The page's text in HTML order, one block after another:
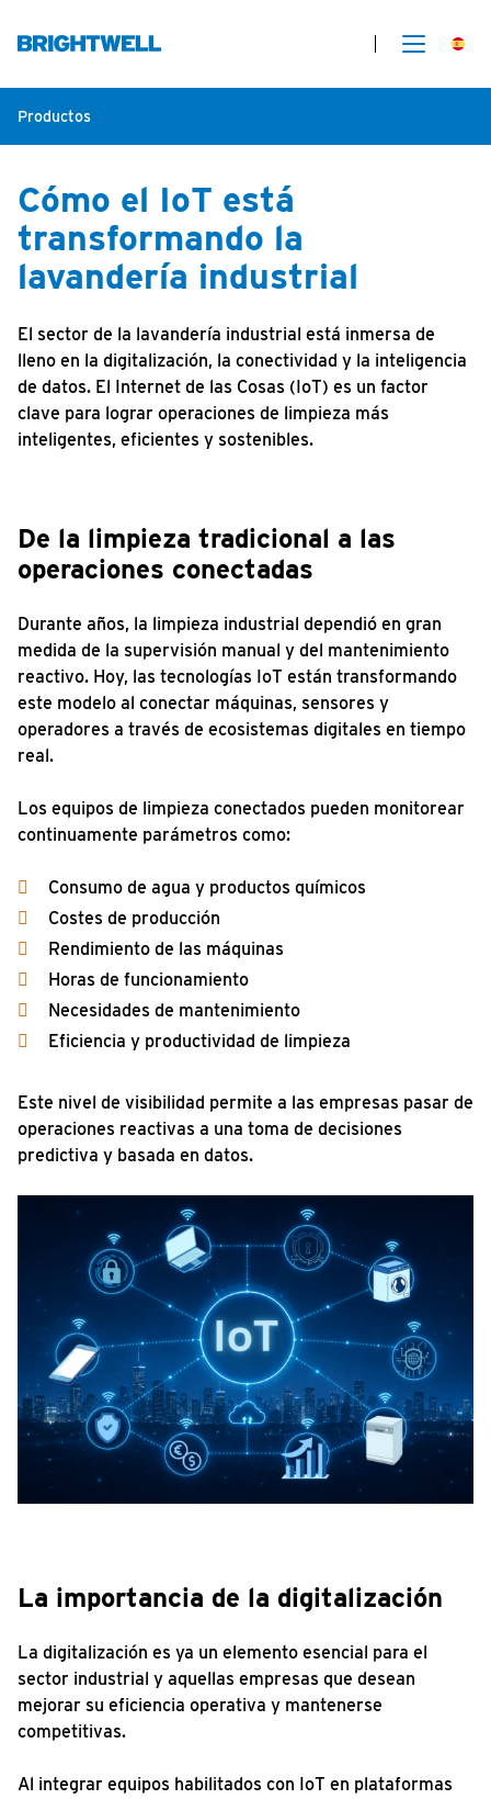
Productos
Cómo el IoT está
transformando la
lavandería industrial
El sector de la lavandería industrial está inmersa de
lleno en la digitalización, la conectividad y la inteligencia
de datos. El Internet de las Cosas (IoT) es un factor
clave para lograr operaciones de limpieza más
inteligentes, eficientes y sostenibles.
De la limpieza tradicional a las
operaciones conectadas
Durante años, la limpieza industrial dependió en gran
medida de la supervisión manual y del mantenimiento
reactivo. Hoy, las tecnologías IoT están transformando
este modelo al conectar máquinas, sensores y
operadores a través de ecosistemas digitales en tiempo
real.
Los equipos de limpieza conectados pueden monitorear
continuamente parámetros como:
Consumo de agua y productos químicos
Costes de producción
Rendimiento de las máquinas
Horas de funcionamiento
Necesidades de mantenimiento
Eficiencia y productividad de limpieza
Este nivel de visibilidad permite a las empresas pasar de
operaciones reactivas a una toma de decisiones
predictiva y basada en datos.
La importancia de la digitalización
La digitalización es ya un elemento esencial para el
sector industrial y aquellas empresas que desean
mejorar su eficiencia operativa y mantenerse
competitivas.
Al integrar equipos habilitados con IoT en plataformas